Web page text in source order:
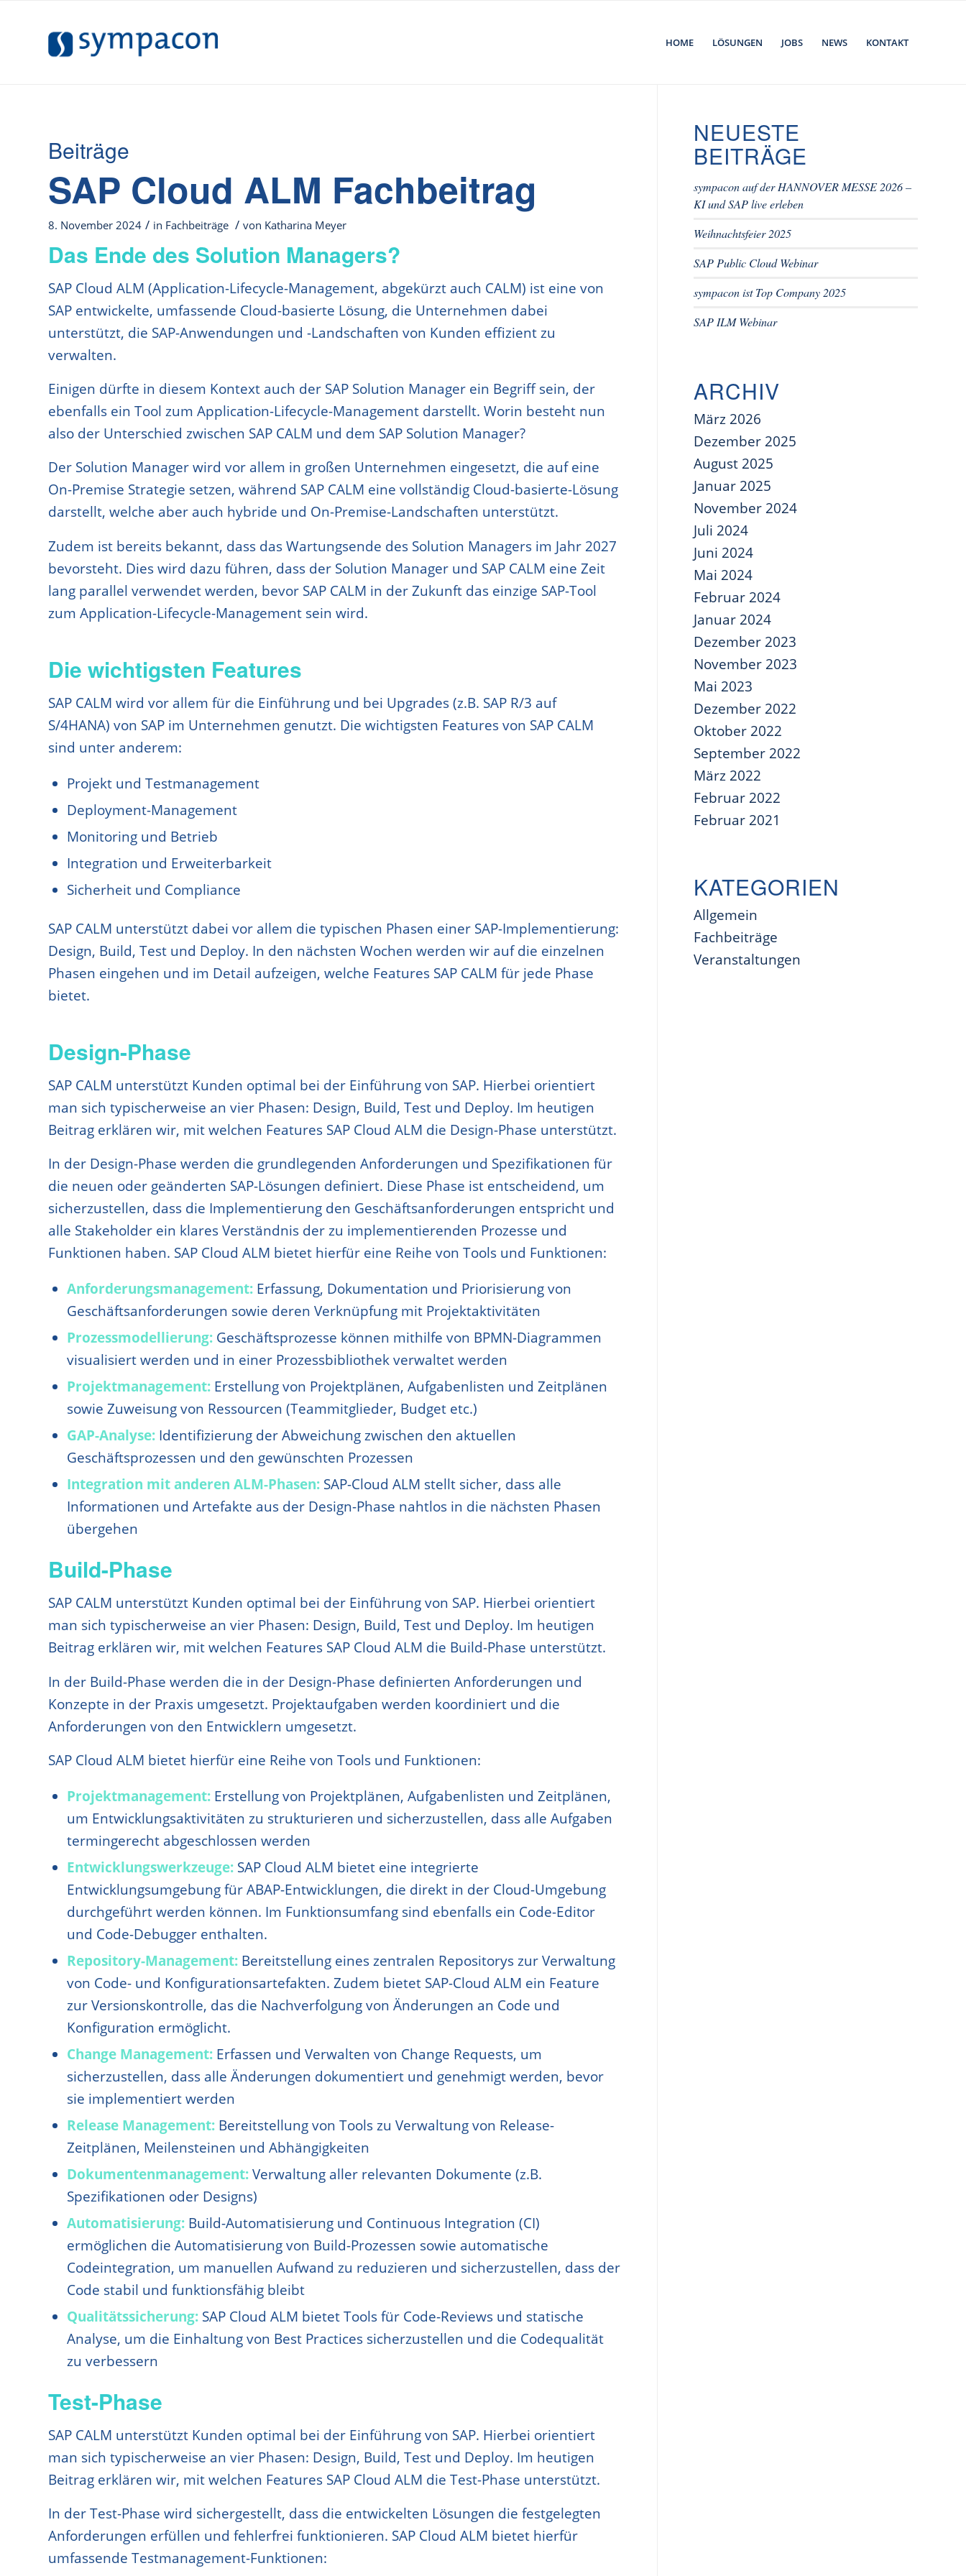
HOME LÖSUNGEN JOBS NEWS KONTAKT
Beiträge
SAP Cloud ALM Fachbeitrag
8. November 2024 / in Fachbeiträge / von Katharina Meyer
Das Ende des Solution Managers?
SAP Cloud ALM (Application-Lifecycle-Management, abgekürzt auch CALM) ist eine von
SAP entwickelte, umfassende Cloud-basierte Lösung, die Unternehmen dabei
unterstützt, die SAP-Anwendungen und -Landschaften von Kunden effizient zu
verwalten.
Einigen dürfte in diesem Kontext auch der SAP Solution Manager ein Begriff sein, der
ebenfalls ein Tool zum Application-Lifecycle-Management darstellt. Worin besteht nun
also der Unterschied zwischen SAP CALM und dem SAP Solution Manager?
Der Solution Manager wird vor allem in großen Unternehmen eingesetzt, die auf eine
On-Premise Strategie setzen, während SAP CALM eine vollständig Cloud-basierte-Lösung
darstellt, welche aber auch hybride und On-Premise-Landschaften unterstützt.
Zudem ist bereits bekannt, dass das Wartungsende des Solution Managers im Jahr 2027
bevorsteht. Dies wird dazu führen, dass der Solution Manager und SAP CALM eine Zeit
lang parallel verwendet werden, bevor SAP CALM in der Zukunft das einzige SAP-Tool
zum Application-Lifecycle-Management sein wird.
Die wichtigsten Features
SAP CALM wird vor allem für die Einführung und bei Upgrades (z.B. SAP R/3 auf
S/4HANA) von SAP im Unternehmen genutzt. Die wichtigsten Features von SAP CALM
sind unter anderem:
Projekt und Testmanagement
Deployment-Management
Monitoring und Betrieb
Integration und Erweiterbarkeit
Sicherheit und Compliance
SAP CALM unterstützt dabei vor allem die typischen Phasen einer SAP-Implementierung:
Design, Build, Test und Deploy. In den nächsten Wochen werden wir auf die einzelnen
Phasen eingehen und im Detail aufzeigen, welche Features SAP CALM für jede Phase
bietet.
Design-Phase
SAP CALM unterstützt Kunden optimal bei der Einführung von SAP. Hierbei orientiert
man sich typischerweise an vier Phasen: Design, Build, Test und Deploy. Im heutigen
Beitrag erklären wir, mit welchen Features SAP Cloud ALM die Design-Phase unterstützt.
In der Design-Phase werden die grundlegenden Anforderungen und Spezifikationen für
die neuen oder geänderten SAP-Lösungen definiert. Diese Phase ist entscheidend, um
sicherzustellen, dass die Implementierung den Geschäftsanforderungen entspricht und
alle Stakeholder ein klares Verständnis der zu implementierenden Prozesse und
Funktionen haben. SAP Cloud ALM bietet hierfür eine Reihe von Tools und Funktionen:
Anforderungsmanagement: Erfassung, Dokumentation und Priorisierung von
Geschäftsanforderungen sowie deren Verknüpfung mit Projektaktivitäten
Prozessmodellierung: Geschäftsprozesse können mithilfe von BPMN-Diagrammen
visualisiert werden und in einer Prozessbibliothek verwaltet werden
Projektmanagement: Erstellung von Projektplänen, Aufgabenlisten und Zeitplänen
sowie Zuweisung von Ressourcen (Teammitglieder, Budget etc.)
GAP-Analyse: Identifizierung der Abweichung zwischen den aktuellen
Geschäftsprozessen und den gewünschten Prozessen
Integration mit anderen ALM-Phasen: SAP-Cloud ALM stellt sicher, dass alle
Informationen und Artefakte aus der Design-Phase nahtlos in die nächsten Phasen
übergehen
Build-Phase
SAP CALM unterstützt Kunden optimal bei der Einführung von SAP. Hierbei orientiert
man sich typischerweise an vier Phasen: Design, Build, Test und Deploy. Im heutigen
Beitrag erklären wir, mit welchen Features SAP Cloud ALM die Build-Phase unterstützt.
In der Build-Phase werden die in der Design-Phase definierten Anforderungen und
Konzepte in der Praxis umgesetzt. Projektaufgaben werden koordiniert und die
Anforderungen von den Entwicklern umgesetzt.
SAP Cloud ALM bietet hierfür eine Reihe von Tools und Funktionen:
Projektmanagement: Erstellung von Projektplänen, Aufgabenlisten und Zeitplänen,
um Entwicklungsaktivitäten zu strukturieren und sicherzustellen, dass alle Aufgaben
termingerecht abgeschlossen werden
Entwicklungswerkzeuge: SAP Cloud ALM bietet eine integrierte
Entwicklungsumgebung für ABAP-Entwicklungen, die direkt in der Cloud-Umgebung
durchgeführt werden können. Im Funktionsumfang sind ebenfalls ein Code-Editor
und Code-Debugger enthalten.
Repository-Management: Bereitstellung eines zentralen Repositorys zur Verwaltung
von Code- und Konfigurationsartefakten. Zudem bietet SAP-Cloud ALM ein Feature
zur Versionskontrolle, das die Nachverfolgung von Änderungen an Code und
Konfiguration ermöglicht.
Change Management: Erfassen und Verwalten von Change Requests, um
sicherzustellen, dass alle Änderungen dokumentiert und genehmigt werden, bevor
sie implementiert werden
Release Management: Bereitstellung von Tools zu Verwaltung von Release-
Zeitplänen, Meilensteinen und Abhängigkeiten
Dokumentenmanagement:Verwaltung aller relevanten Dokumente (z.B.
Spezifikationen oder Designs)
Automatisierung: Build-Automatisierung und Continuous Integration (CI)
ermöglichen die Automatisierung von Build-Prozessen sowie automatische
Codeintegration, um manuellen Aufwand zu reduzieren und sicherzustellen, dass der
Code stabil und funktionsfähig bleibt
Qualitätssicherung: SAP Cloud ALM bietet Tools für Code-Reviews und statische
Analyse, um die Einhaltung von Best Practices sicherzustellen und die Codequalität
zu verbessern
Test-Phase
SAP CALM unterstützt Kunden optimal bei der Einführung von SAP. Hierbei orientiert
man sich typischerweise an vier Phasen: Design, Build, Test und Deploy. Im heutigen
Beitrag erklären wir, mit welchen Features SAP Cloud ALM die Test-Phase unterstützt.
In der Test-Phase wird sichergestellt, dass die entwickelten Lösungen die festgelegten
Anforderungen erfüllen und fehlerfrei funktionieren. SAP Cloud ALM bietet hierfür
umfassende Testmanagement-Funktionen:
NEUESTE
BEITRÄGE
sympacon auf der HANNOVER MESSE 2026 –
KI und SAP live erleben
Weihnachtsfeier 2025
SAP Public Cloud Webinar
sympacon ist Top Company 2025
SAP ILM Webinar
ARCHIV
März 2026
Dezember 2025
August 2025
Januar 2025
November 2024
Juli 2024
Juni 2024
Mai 2024
Februar 2024
Januar 2024
Dezember 2023
November 2023
Mai 2023
Dezember 2022
Oktober 2022
September 2022
März 2022
Februar 2022
Februar 2021
KATEGORIEN
Allgemein
Fachbeiträge
Veranstaltungen